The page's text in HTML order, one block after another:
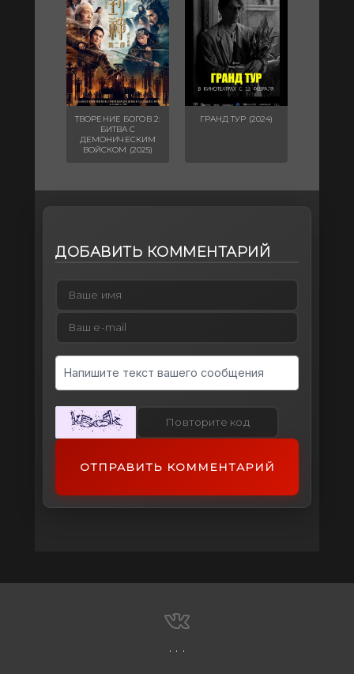
ТВОРЕНИЕ БОГОВ 2:
БИТВА С
ДЕМОНИЧЕСКИМ
ВОЙСКОМ (2025)
ГРАНД ТУР (2024)
ДОБАВИТЬ КОММЕНТАРИЙ
ОТПРАВИТЬ КОММЕНТАРИЙ